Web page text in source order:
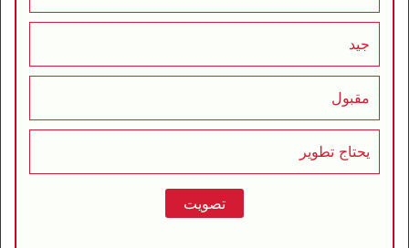
جيد
مقبول
يحتاج تطوير